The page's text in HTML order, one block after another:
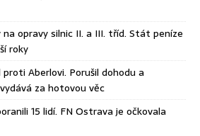
opravy silnic II. a III. tříd. Stát peníze
roky
Aberlovi. Porušil dohodu a
za hotovou věc
15 lidí. FN Ostrava je očkovala